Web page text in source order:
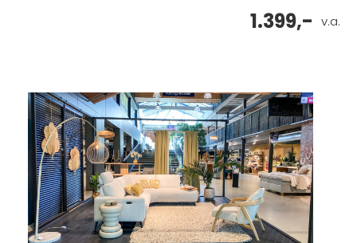
v.a.
1.399,-